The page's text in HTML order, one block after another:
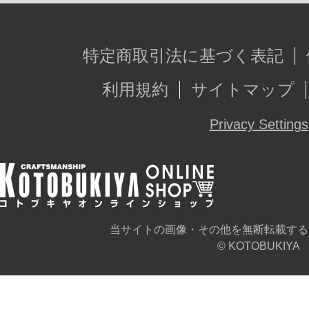
特定商取引法に基づく表記
利用規約
サイトマップ
Privacy Settings
当サイトの画像・その他を無断転載す
© KOTOBUKIYA